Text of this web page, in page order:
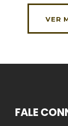
VER
FALE